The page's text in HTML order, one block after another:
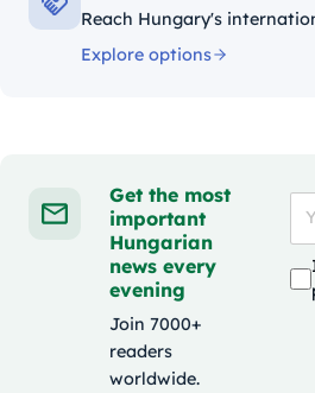
Reach Hungary's
Explore options
Get the most
important
Hungarian
news every
evening
Join 7000+
readers
worldwide.